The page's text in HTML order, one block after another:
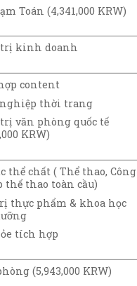
Toán (4,341,000 KRW)
trị kinh doanh
content
thời trang
văn phòng quốc tế
KRW)
thể chất ( Thể thao, Công
thể thao toàn cầu)
thực phẩm & khoa học
tích hợp
(5,943,000 KRW)